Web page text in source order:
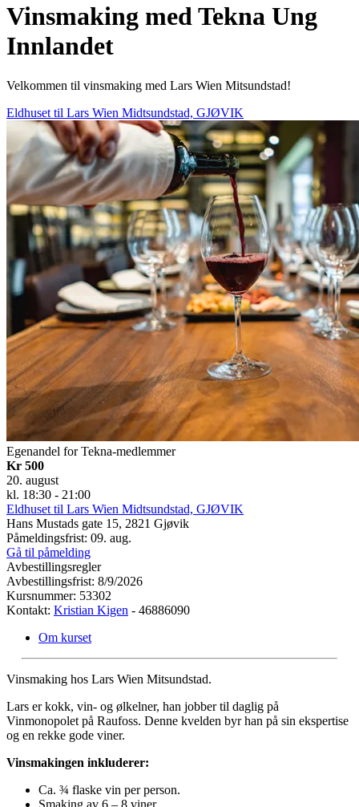
Vinsmaking med Tekna Ung
Innlandet
Velkommen til vinsmaking med Lars Wien Mitsundstad!
Eldhuset til Lars Wien Midtsundstad, GJØVIK
Egenandel for Tekna-medlemmer
Kr 500
20. august
kl. 18:30 - 21:00
Eldhuset til Lars Wien Midtsundstad, GJØVIK
Hans Mustads gate 15, 2821 Gjøvik
Påmeldingsfrist: 09. aug.
Gå til påmelding
Avbestillingsregler
Avbestillingsfrist: 8/9/2026
Kursnummer: 53302
Kontakt: Kristian Kigen - 46886090
Om kurset
Vinsmaking hos Lars Wien Mitsundstad.
Lars er kokk, vin- og ølkelner, han jobber til daglig på
Vinmonopolet på Raufoss. Denne kvelden byr han på sin ekspertise
og en rekke gode viner.
Vinsmakingen inkluderer:
Ca. ¾ flaske vin per person.
Smaking av 6 – 8 viner.